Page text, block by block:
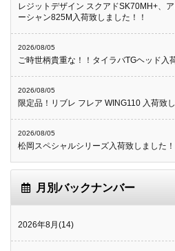
レジットデザイン スクアドSK70MH+、
ーシャン825M入荷致しました！！
2026/08/05
ご時世柄貴重な！！タイラバTGヘッド入
2026/08/05
限定品！リブレ フレア WING110 入荷致
2026/08/05
松岡スペシャルシリーズ入荷致しました！
月別バックナンバー
2026年8月(14)